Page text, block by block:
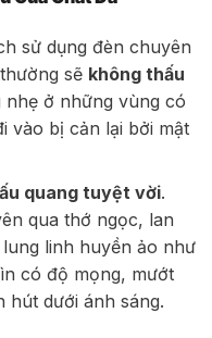
sử dụng đèn chuyên
sẽ không thấu
ở những vùng có
vào bị cản lại bởi mật
quang tuyệt vời.
qua thớ ngọc, lan
linh huyền ảo như
có độ mọng, mướt
hút dưới ánh sáng.